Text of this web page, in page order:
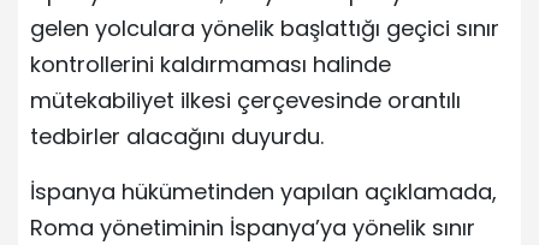
gelen yolculara yönelik başlattığı geçici sınır
kontrollerini kaldırmaması halinde
mütekabiliyet ilkesi çerçevesinde orantılı
tedbirler alacağını duyurdu.
İspanya hükümetinden yapılan açıklamada,
Roma yönetiminin İspanya’ya yönelik sınır